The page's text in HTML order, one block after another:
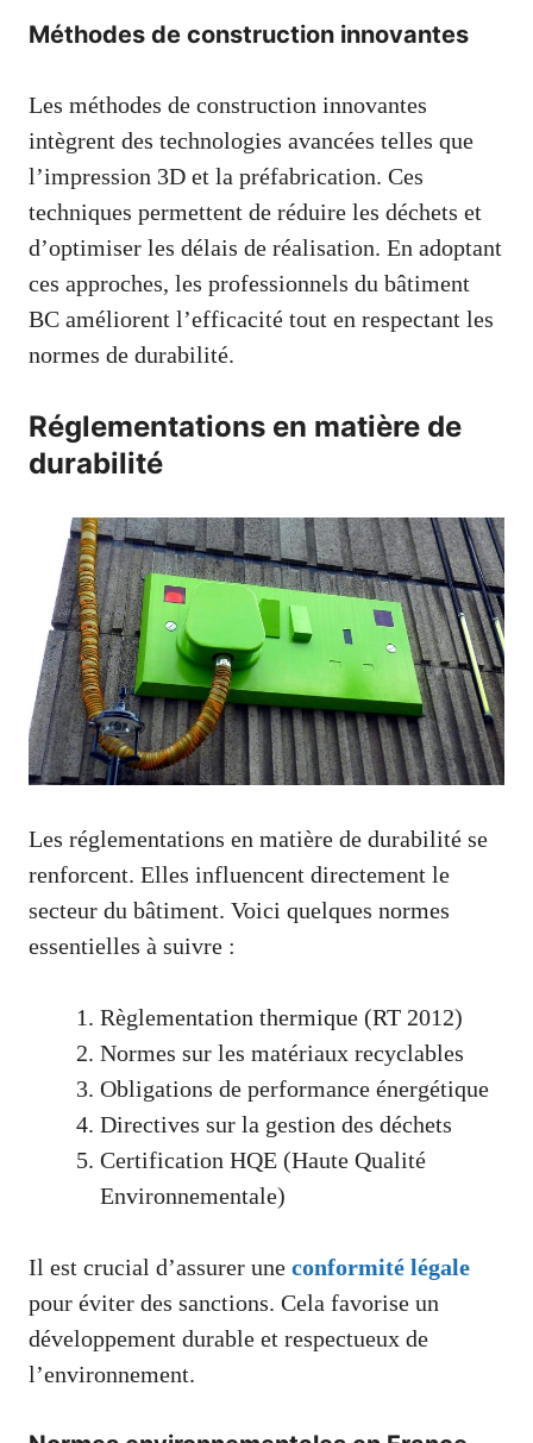
Méthodes de construction innovantes
Les méthodes de construction innovantes
intègrent des technologies avancées telles que
l’impression 3D et la préfabrication. Ces
techniques permettent de réduire les déchets et
d’optimiser les délais de réalisation. En adoptant
ces approches, les professionnels du bâtiment
BC améliorent l’efficacité tout en respectant les
normes de durabilité.
Réglementations en matière de
durabilité
Les réglementations en matière de durabilité se
renforcent. Elles influencent directement le
secteur du bâtiment. Voici quelques normes
essentielles à suivre :
Règlementation thermique (RT 2012)
Normes sur les matériaux recyclables
Obligations de performance énergétique
Directives sur la gestion des déchets
Certification HQE (Haute Qualité
Environnementale)
Il est crucial d’assurer une conformité légale
pour éviter des sanctions. Cela favorise un
développement durable et respectueux de
l’environnement.